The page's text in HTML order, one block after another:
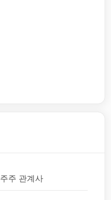
주주 관계사